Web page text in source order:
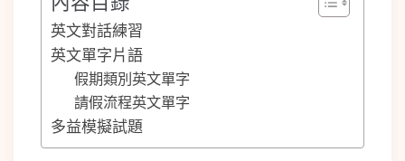
英文對話練習
英文單字片語
假期類別英文單字
請假流程英文單字
多益模擬試題